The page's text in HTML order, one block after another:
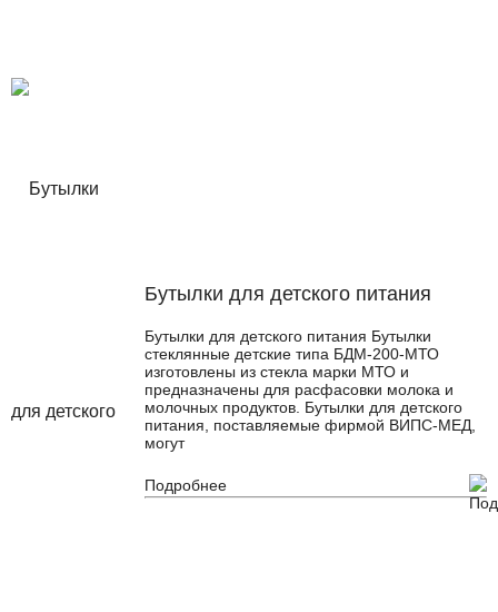
Бутылки для детского питания
Бутылки для детского питания Бутылки
стеклянные детские типа БДМ-200-МТО
изготовлены из стекла марки МТО и
предназначены для расфасовки молока и
молочных продуктов. Бутылки для детского
питания, поставляемые фирмой ВИПС-МЕД,
могут
Подробнее